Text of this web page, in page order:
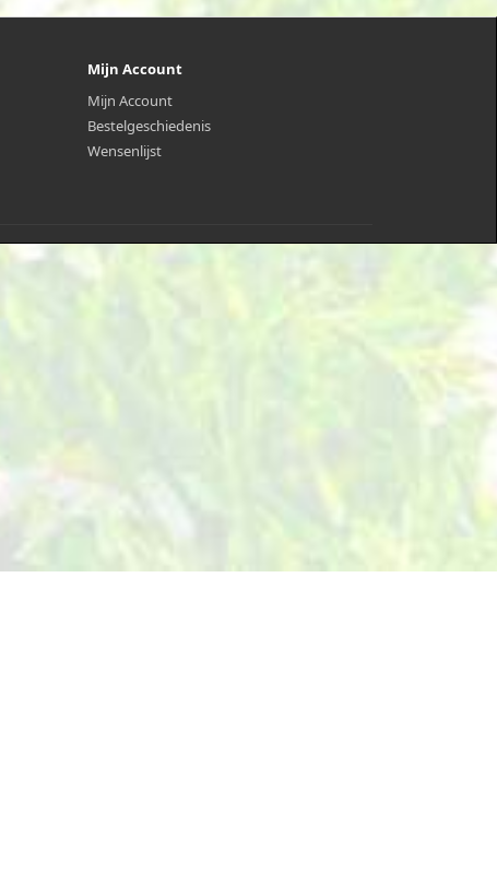
Mijn Account
Mijn Account
Bestelgeschiedenis
Wensenlijst